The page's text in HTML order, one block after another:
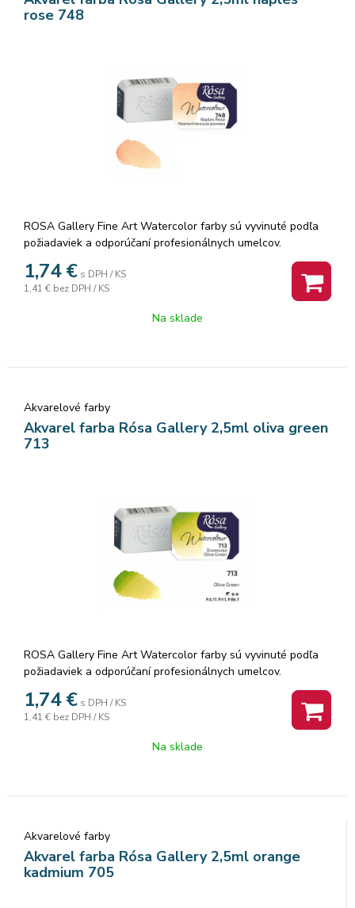
rose 748
ROSA Gallery Fine Art Watercolor farby sú vyvinuté podľa
požiadaviek a odporúčaní profesionálnych umelcov.
Akvarelové farby sú vyrábané z organickej arabskej gumy a
vysoko kvalitných organických a anorganických jemne
mletých pigmentov, ktorá zaisťuje dokonalú priľnavosť a
farby. Rosa akvarelové farby nám poskytujú nespočetné
1,74 € s DPH / KS
1,41 € bez DPH / KS
Na sklade
Akvarelové farby
Akvarel farba Rósa Gallery 2,5ml oliva green
713
ROSA Gallery Fine Art Watercolor farby sú vyvinuté podľa
požiadaviek a odporúčaní profesionálnych umelcov.
Akvarelové farby sú vyrábané z organickej arabskej gumy a
vysoko kvalitných organických a anorganických jemne
mletých pigmentov, ktorá zaisťuje dokonalú priľnavosť a
farby. Rosa akvarelové farby nám poskytujú nespočetné
1,74 € s DPH / KS
1,41 € bez DPH / KS
Na sklade
Akvarelové farby
Akvarel farba Rósa Gallery 2,5ml orange
kadmium 705